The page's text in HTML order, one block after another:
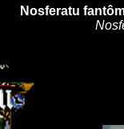
Nosferatu